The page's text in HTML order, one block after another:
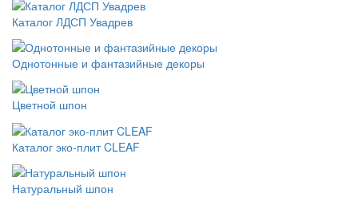
Каталог ЛДСП Увадрев
Однотонные и фантазийные декоры
Цветной шпон
Каталог эко-плит CLEAF
Натуральный шпон